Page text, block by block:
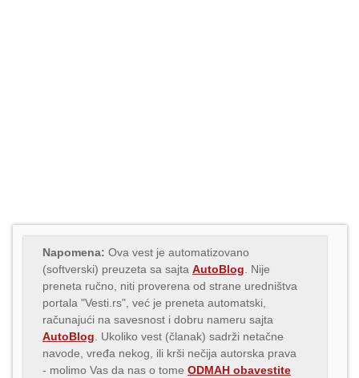
Napomena: Ova vest je automatizovano
(softverski) preuzeta sa sajta AutoBlog . Nije
preneta ručno, niti proverena od strane uredništva
portala "Vesti.rs", već je preneta automatski,
računajući na savesnost i dobru nameru sajta
AutoBlog . Ukoliko vest (članak) sadrži netačne
navode, vređa nekog, ili krši nečija autorska prava
- molimo Vas da nas o tome ODMAH obavestite